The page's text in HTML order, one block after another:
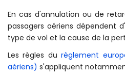
En cas d'annulation ou de
passagers aériens dépendent
type de vol et la cause de la
Les règles durèglement
aériens) s'appliquent